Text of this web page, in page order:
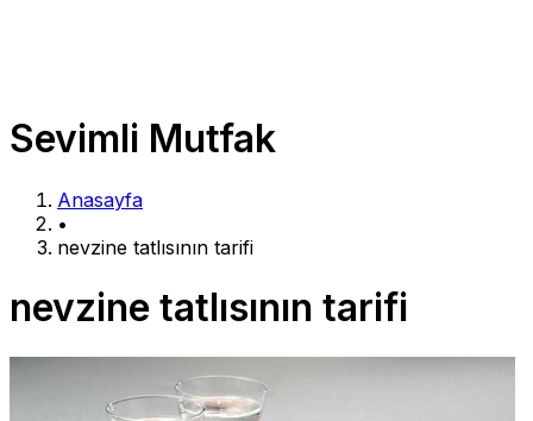
Sevimli Mutfak
Anasayfa
•
nevzine tatlısının tarifi
nevzine tatlısının tarifi